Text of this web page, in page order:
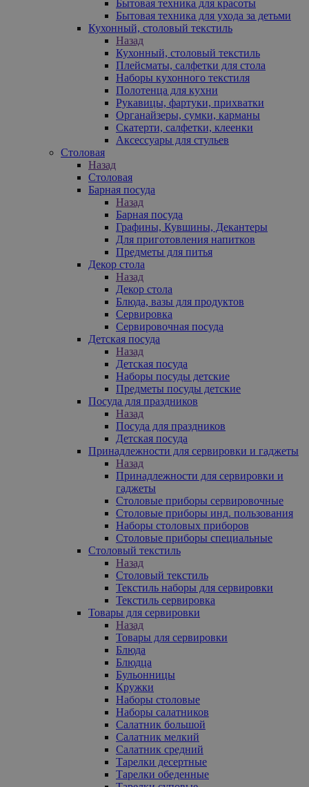
Бытовая техника для красоты
Бытовая техника для ухода за детьми
Кухонный, столовый текстиль
Назад
Кухонный, столовый текстиль
Плейсматы, салфетки для стола
Наборы кухонного текстиля
Полотенца для кухни
Рукавицы, фартуки, прихватки
Органайзеры, сумки, карманы
Скатерти, салфетки, клеенки
Аксессуары для стульев
Столовая
Назад
Столовая
Барная посуда
Назад
Барная посуда
Графины, Кувшины, Декантеры
Для приготовления напитков
Предметы для питья
Декор стола
Назад
Декор стола
Блюда, вазы для продуктов
Сервировка
Сервировочная посуда
Детская посуда
Назад
Детская посуда
Наборы посуды детские
Предметы посуды детские
Посуда для праздников
Назад
Посуда для праздников
Детская посуда
Принадлежности для сервировки и гаджеты
Назад
Принадлежности для сервировки и
гаджеты
Столовые приборы сервировочные
Столовые приборы инд. пользования
Наборы столовых приборов
Столовые приборы специальные
Столовый текстиль
Назад
Столовый текстиль
Текстиль наборы для сервировки
Текстиль сервировка
Товары для сервировки
Назад
Товары для сервировки
Блюда
Блюдца
Бульонницы
Кружки
Наборы столовые
Наборы салатников
Салатник большой
Салатник мелкий
Салатник средний
Тарелки десертные
Тарелки обеденные